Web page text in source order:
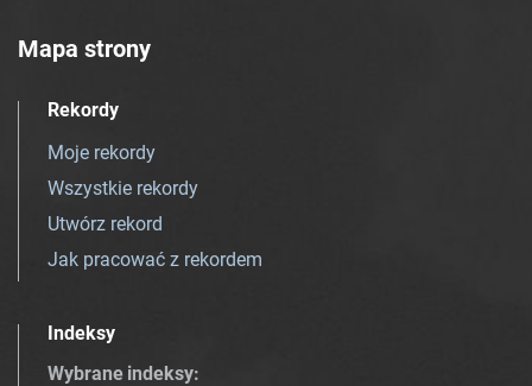
Mapa strony
Rekordy
Moje rekordy
Wszystkie rekordy
Utwórz rekord
Jak pracować z rekordem
Indeksy
Wybrane indeksy: